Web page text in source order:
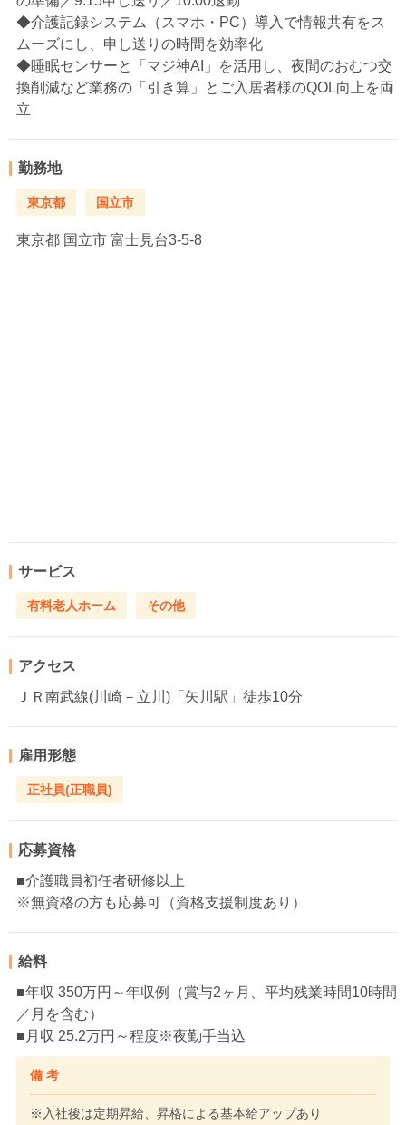
◆介護記録システム（スマホ・PC）導入で情報共有をス
ムーズにし、申し送りの時間を効率化
◆睡眠センサーと「マジ神AI」を活用し、夜間のおむつ交
換削減など業務の「引き算」とご入居者様のQOL向上を両
立
勤務地
東京都 国立市
東京都 国立市 富士見台3-5-8
サービス
有料老人ホーム その他
アクセス
ＪＲ南武線(川崎－立川)「矢川駅」徒歩10分
雇用形態
正社員(正職員)
応募資格
■介護職員初任者研修以上
※無資格の方も応募可（資格支援制度あり）
給料
■年収 350万円～年収例（賞与2ヶ月、平均残業時間10時間
／月を含む）
■月収 25.2万円～程度※夜勤手当込
備 考
※入社後は定期昇給、昇格による基本給アップあり